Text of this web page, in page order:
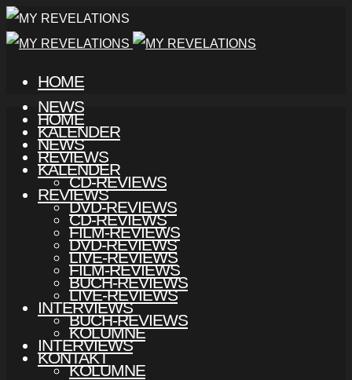
HOME
NEWS
KALENDER
REVIEWS
CD-REVIEWS
DVD-REVIEWS
FILM-REVIEWS
LIVE-REVIEWS
BUCH-REVIEWS
INTERVIEWS
KOLUMNE
KONTAKT
HOME
NEWS
KALENDER
REVIEWS
CD-REVIEWS
DVD-REVIEWS
FILM-REVIEWS
LIVE-REVIEWS
BUCH-REVIEWS
INTERVIEWS
KOLUMNE